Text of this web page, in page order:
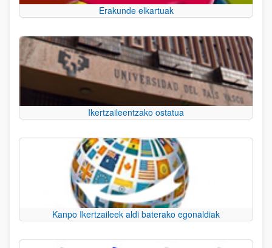
Erakunde elkartuak
Ikertzaileentzako ostatua
Kanpo Ikertzaileek aldi baterako egonaldiak